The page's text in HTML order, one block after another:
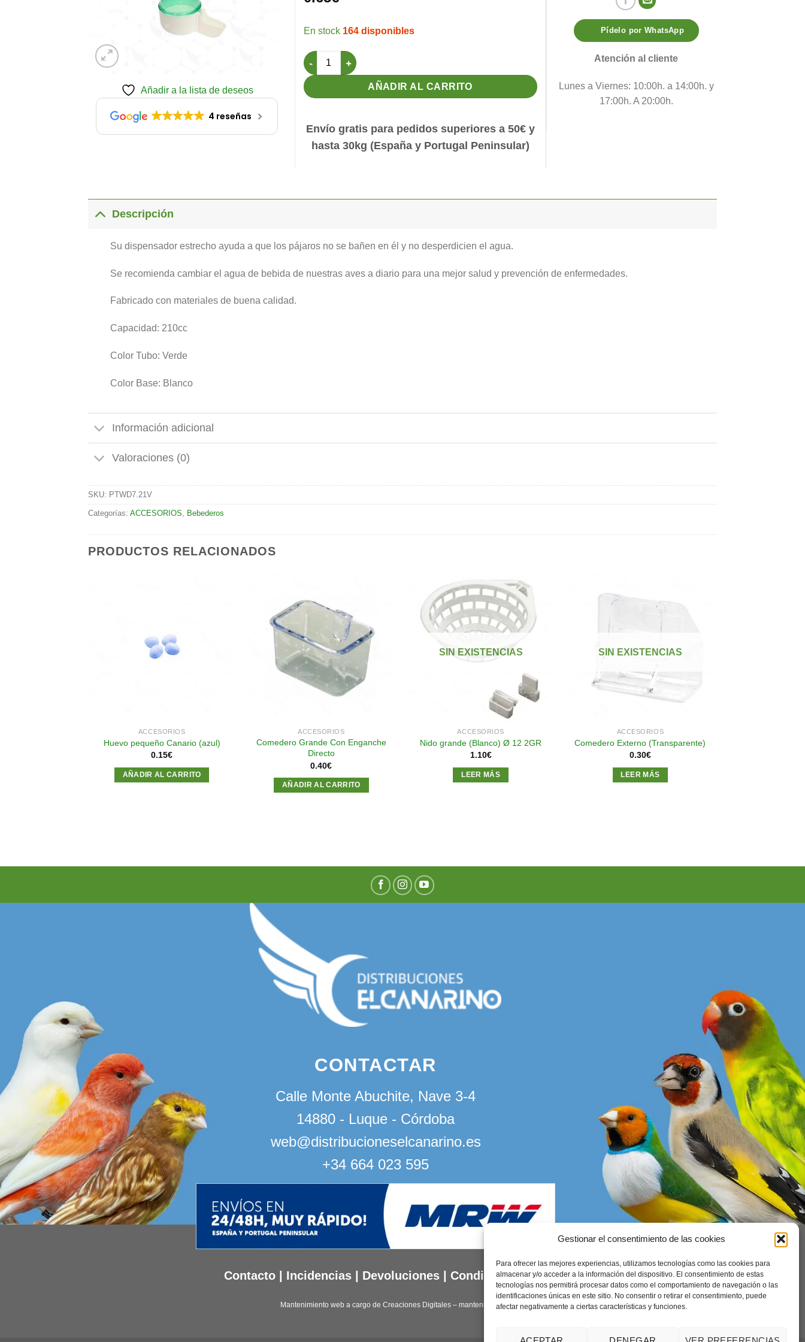
Gestionar el consentimiento de las cookies
Para ofrecer las mejores experiencias, utilizamos tecnologías como las cookies para
almacenar y/o acceder a la información del dispositivo. El consentimiento de estas
tecnologías nos permitirá procesar datos como el comportamiento de navegación o las
identificaciones únicas en este sitio. No consentir o retirar el consentimiento, puede
afectar negativamente a ciertas características y funciones.
Añadir a la lista de deseos
4 reseñas
164 disponibles
Bebedero Porto 210cc Verde cantidad
AÑADIR AL CARRITO
Envío gratis para pedidos superiores a 50€ y
hasta 30kg (España y Portugal Peninsular)
Pídelo por WhatsApp
Atención al cliente
Lunes a Viernes: 10:00h. a 14:00h. y
17:00h. A 20:00h.
Descripción
Su dispensador estrecho ayuda a que los pájaros no se bañen en él y no desperdicien el agua.
Se recomienda cambiar el agua de bebida de nuestras aves a diario para una mejor salud y prevención de enfermedades.
Fabricado con materiales de buena calidad.
Capacidad: 210cc
Color Tubo: Verde
Color Base: Blanco
Información adicional
Valoraciones (0)
SKU: PTWD7.21V
Categorías: ACCESORIOS Bebederos
PRODUCTOS RELACIONADOS
ACCESORIOS
Huevo pequeño Canario (azul)
0.15€
AÑADIR AL CARRITO
Añadir
a la
lista de
deseos
ACCESORIOS
Comedero Grande Con Enganche
Directo
0.40€
AÑADIR AL CARRITO
Añadir
deseos
SIN EXISTENCIAS
ACCESORIOS
Nido grande (Blanco) Ø 12 2GR
1.10€
LEER MÁS
deseos
SIN EXISTENCIAS
ACCESORIOS
Comedero Externo (Transparente)
0.30€
LEER MÁS
CONTACTAR
Calle Monte Abuchite, Nave 3-4
14880 - Luque - Córdoba
web@distribucioneselcanarino.es
+34 664 023 595
Contacto Incidencias Devoluciones Condiciones generales
Mantenimiento web a cargo de Creaciones Digitales – mantenimiento web.